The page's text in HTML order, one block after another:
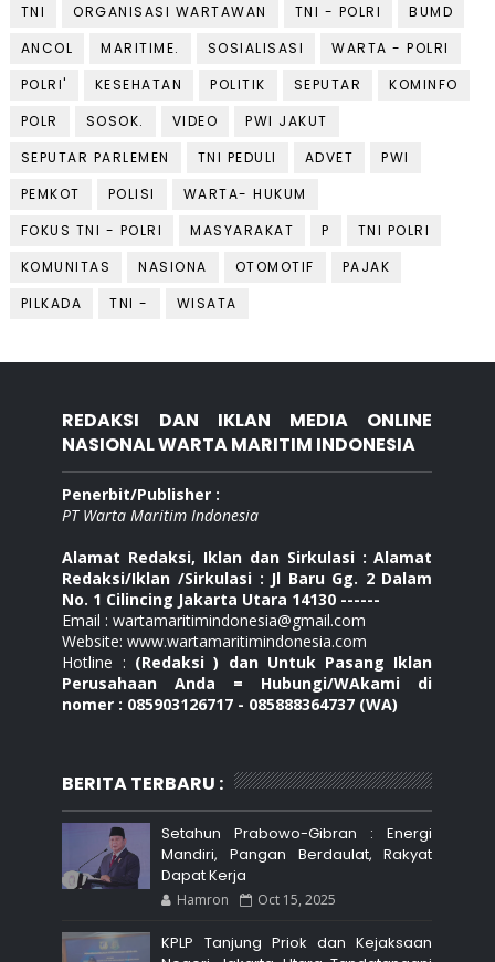
TNI
ORGANISASI WARTAWAN TNI - POLRI
BUMD
ANCOL
MARITIME. SOSIALISASI
WARTA - POLRI
POLRI'
KESEHATAN POLITIK SEPUTAR
KOMINFO
POLR
SOSOK. VIDEO
PWI JAKUT
SEPUTAR PARLEMEN
TNI PEDULI ADVET
PWI
PEMKOT
POLISI
WARTA- HUKUM
FOKUS TNI - POLRI
MASYARAKAT P
TNI POLRI
KOMUNITAS
NASIONA OTOMOTIF
PAJAK
PILKADA
TNI - WISATA
REDAKSI DAN IKLAN MEDIA ONLINE
NASIONAL WARTA MARITIM INDONESIA
Penerbit/Publisher :
PT Warta Maritim Indonesia
Alamat Redaksi, Iklan dan Sirkulasi : Alamat
Redaksi/Iklan /Sirkulasi : Jl Baru Gg. 2 Dalam
No. 1 Cilincing Jakarta Utara 14130 ------
Email : wartamaritimindonesia@gmail.com
Website: www.wartamaritimindonesia.com
Hotline : (Redaksi ) dan Untuk Pasang Iklan
Perusahaan Anda = Hubungi/WAkami di
nomer : 085903126717 - 085888364737 (WA)
BERITA TERBARU :
Setahun Prabowo-Gibran : Energi
Mandiri, Pangan Berdaulat, Rakyat
Dapat Kerja
Hamron Oct 15, 2025
KPLP Tanjung Priok dan Kejaksaan